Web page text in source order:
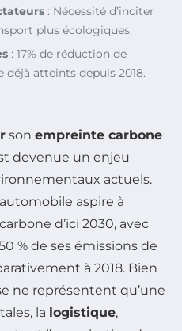
: Nécessité d’inciter
plus écologiques.
: 17% de réduction de
déjà atteints depuis 2018.
son empreinte carbone
devenue un enjeu
actuels.
aspire à
d’ici 2030, avec
% de ses émissions de
à 2018. Bien
ne représentent qu’une
la logistique,